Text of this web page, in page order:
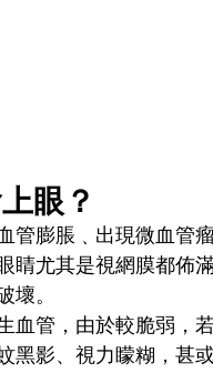
眼？
管膨脹﹑出現微血管
睛尤其是視網膜都佈
壞。
血管，由於較脆弱，
黑影、視力矇糊，甚或